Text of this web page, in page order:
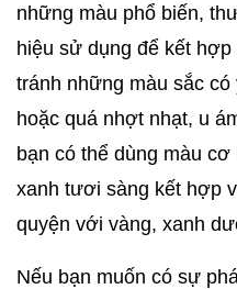
những màu phổ biến,
hiệu sử dụng để kết
tránh những màu sắc
hoặc quá nhợt nhạt, u
bạn có thể dùng màu
xanh tươi sàng kết hợp
quyện với vàng, xanh
Nếu bạn muốn có sự